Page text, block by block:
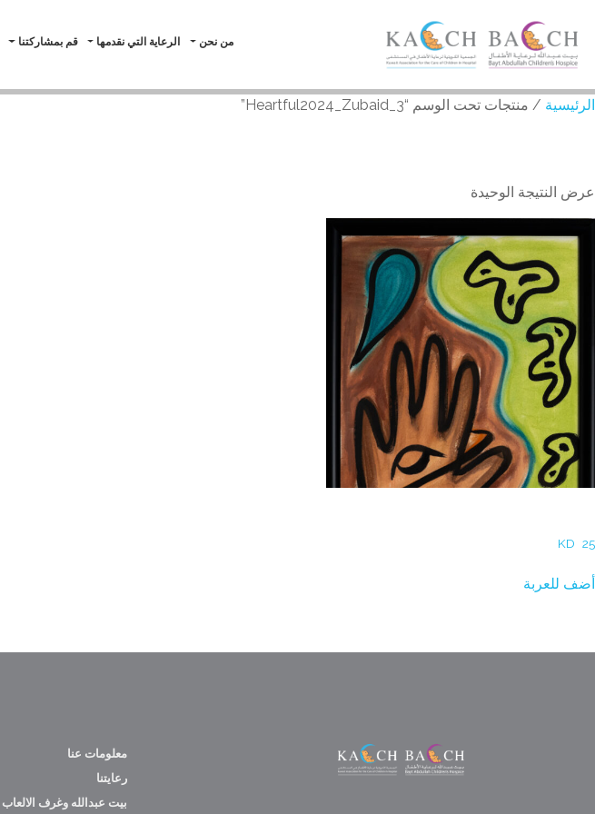
من نحن الرعاية التي نقدمها قم بمشاركتنا
الرئيسية / منتجات تحت الوسم “Heartful2024_Zubaid_3”
عرض النتيجة الوحيدة
KD 25
أضف للعربة
معلومات عنا
رعايتنا
بيت عبدالله وغرف الالعاب